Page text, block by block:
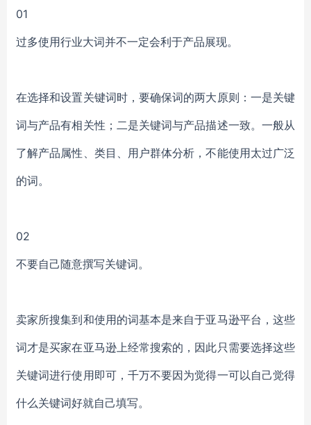
01
过多使用行业大词并不一定会利于产品展现。
在选择和设置关键词时，要确保词的两大原则： 一是关键
词与产品有相关性；二是关键词与产品描述一致。 一般从
了解产品属性、类目、用户群体分析，不能使用太过广泛
的词。
02
不要自己随意撰写关键词。
卖家所搜集到和使用的词基本是来自于亚马逊平台，这些
词才是买家在亚马逊上经常搜索的，因此只需要选择这些
关键词进行使用即可，千万不要因为觉得一可以自己觉得
什么关键词好就自己填写。